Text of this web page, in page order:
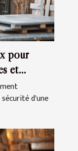
pour
et
d'une